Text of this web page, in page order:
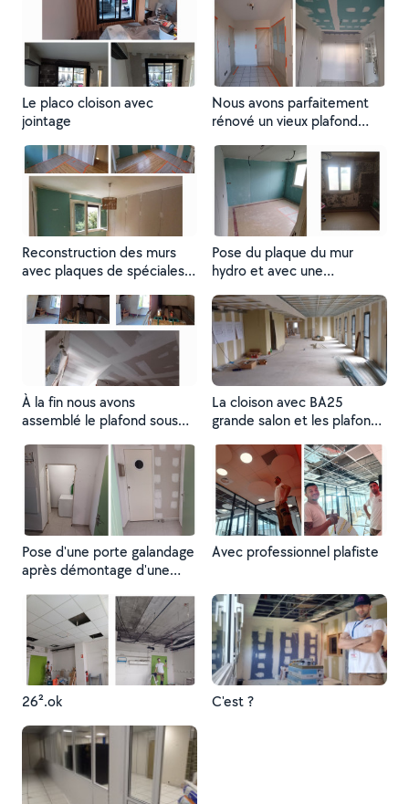
Le placo cloison avec
jointage
Nous avons parfaitement
rénové un vieux plafond
Reconstruction des murs
avec plaques de spéciales
et après jointage
Pose du plaque du mur
hydro et avec une
BA13
À la fin nous avons
assemblé le plafond sous
La cloison avec BA25
grande salon et les plafonds
Pose d'une porte galandage
après démontage d'une
Avec professionnel plafiste
26².ok C'est ?